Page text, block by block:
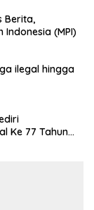
Berita,
(MPI)
ilegal hingga